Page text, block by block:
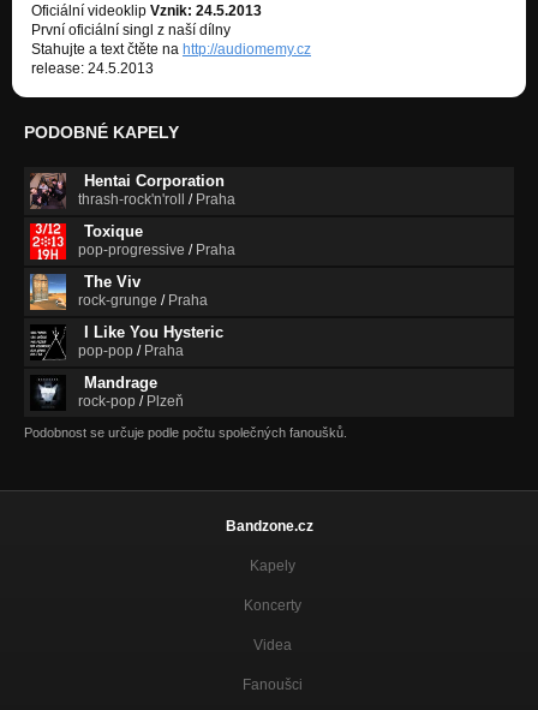
Oficiální videoklip Vznik: 24.5.2013
První oficiální singl z naší dílny
Stahujte a text čtěte na http://audiomemy.cz
release: 24.5.2013
PODOBNÉ KAPELY
Hentai Corporation
thrash-rock'n'roll / Praha
Toxique
pop-progressive / Praha
The Viv
rock-grunge / Praha
I Like You Hysteric
pop-pop / Praha
Mandrage
rock-pop / Plzeň
Podobnost se určuje podle počtu společných fanoušků.
Bandzone.cz
Kapely
Koncerty
Videa
Fanoušci